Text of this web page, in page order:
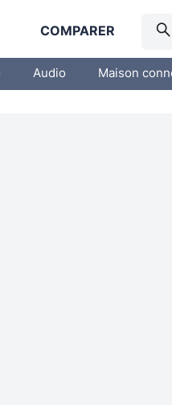
COMPARER
Audio Maison